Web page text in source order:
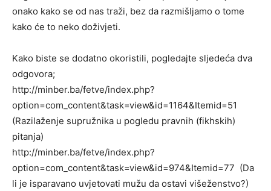
onako kako se od nas traži, bez da razmišljamo o tome
kako će to neko doživjeti.
Kako biste se dodatno okoristili, pogledajte sljedeća dva
odgovora;
http://minber.ba/fetve/index.php?
option=com_content&task=view&id=1164&Itemid=51
(Razilaženje supružnika u pogledu pravnih (fikhskih)
pitanja)
http://minber.ba/fetve/index.php?
option=com_content&task=view&id=974&Itemid=77 (Da
li je isparavano uvjetovati mužu da ostavi višeženstvo?)